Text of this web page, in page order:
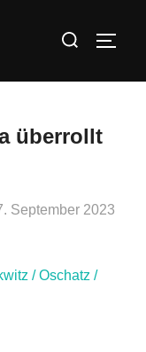
Suchen
überrollt
September 2023
/ Oschatz /